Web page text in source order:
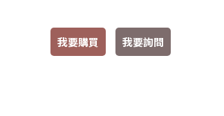
我要購買 我要詢問